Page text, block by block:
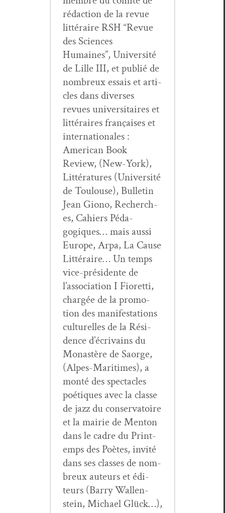
rédac­tion de la revue
lit­téraire RSH “Revue
des Sci­ences
Humaines”, Uni­ver­sité
de Lille III, et pub­lié de
nom­breux essais et arti­
cles dans divers­es
revues uni­ver­si­taires et
lit­téraires français­es et
inter­na­tionales :
Amer­i­can Book
Review, (New-York),
Lit­téra­tures (Uni­ver­sité
de Toulouse), Bul­letin
Jean Giono, Recherch­
es, Cahiers Péd­a­
gogiques… mais aus­si
Europe, Arpa, La Cause
Lit­téraire… Un temps
vice-prési­dente de
l’association I Fioret­ti,
chargée de la pro­mo­
tion des man­i­fes­ta­tions
cul­turelles de la Rési­
dence d’écrivains du
Monastère de Saorge,
(Alpes-Mar­itimes), a
mon­té des spec­ta­cles
poé­tiques avec la classe
de jazz du con­ser­va­toire
et la mairie de Men­ton
dans le cadre du Print­
emps des Poètes, invité
dans ses class­es de nom­
breux auteurs et édi­
teurs (Bar­ry Wal­len­
stein, Michael Glück…),